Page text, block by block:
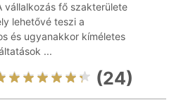
vállalkozás fő szakterülete
lehetővé teszi a
és ugyanakkor kíméletes
...
(24)